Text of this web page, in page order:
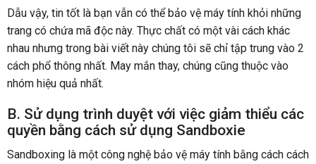
Dẫu vậy, tin tốt là bạn vẫn có thể bảo vệ máy tính khỏi những
trang có chứa mã độc này. Thực chất có một vài cách khác
nhau nhưng trong bài viết này chúng tôi sẽ chỉ tập trung vào 2
cách phổ thông nhất. May mắn thay, chúng cũng thuộc vào
nhóm hiệu quả nhất.
B. Sử dụng trình duyệt với việc giảm thiểu các
quyền bằng cách sử dụng Sandboxie
Sandboxing là một công nghệ bảo vệ máy tính bằng cách cách